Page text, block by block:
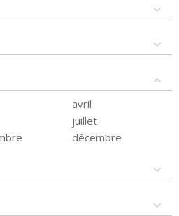
avril
juillet
décembre